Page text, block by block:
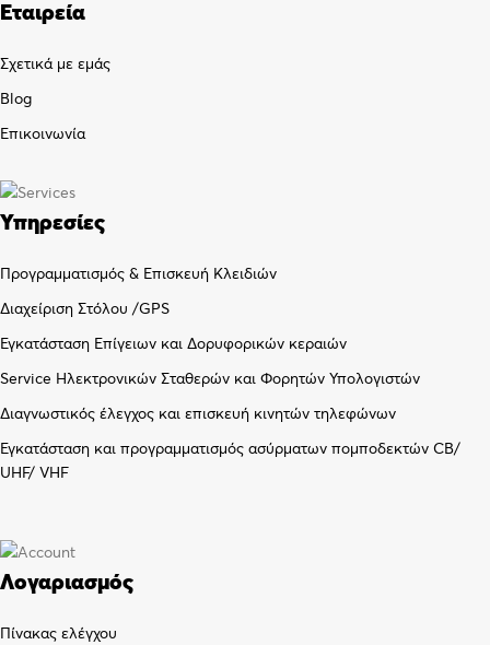
Εταιρεία
Σχετικά με εμάς
Blog
Επικοινωνία
Υπηρεσίες
Προγραμματισμός & Επισκευή Κλειδιών
Διαχείριση Στόλου /GPS
Εγκατάσταση Επίγειων και Δορυφορικών κεραιών
Service Ηλεκτρονικών Σταθερών και Φορητών Υπολογιστών
Διαγνωστικός έλεγχος και επισκευή κινητών τηλεφώνων
Εγκατάσταση και προγραμματισμός ασύρματων πομποδεκτών CB/
UHF/ VHF
Λογαριασμός
Πίνακας ελέγχου